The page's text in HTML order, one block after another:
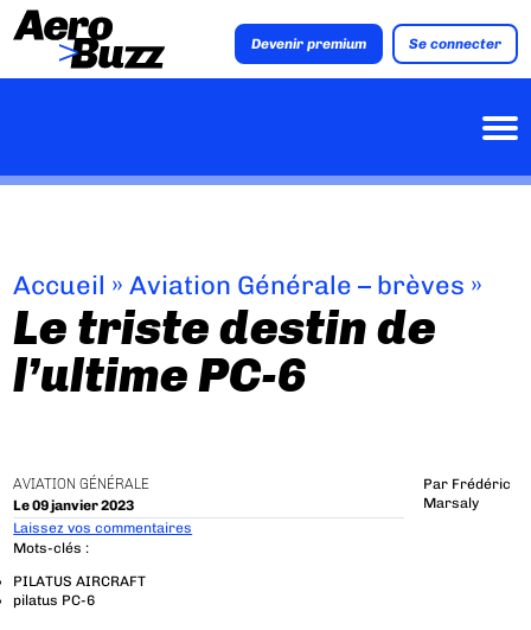
Devenir premium Se connecter
Accueil »Aviation Générale – brèves »
Le triste destin de
l’ultime PC-6
AVIATION GÉNÉRALE
Le 09 janvier 2023
Par Frédéric
Marsaly
Laissez vos commentaires
Mots-clés :
PILATUS AIRCRAFT
pilatus PC-6